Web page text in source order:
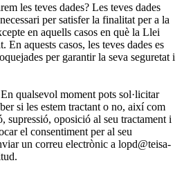
les teves dades? Les teves dades
per satisfer la finalitat per a la
en aquells casos en què la Llei
aquests casos, les teves dades es
per garantir la seva seguretat i
qualsevol moment pots sol·licitar
si les estem tractant o no, així com
supressió, oposició al seu tractament i
el consentiment per al seu
un correu electrònic a lopd@teisa-